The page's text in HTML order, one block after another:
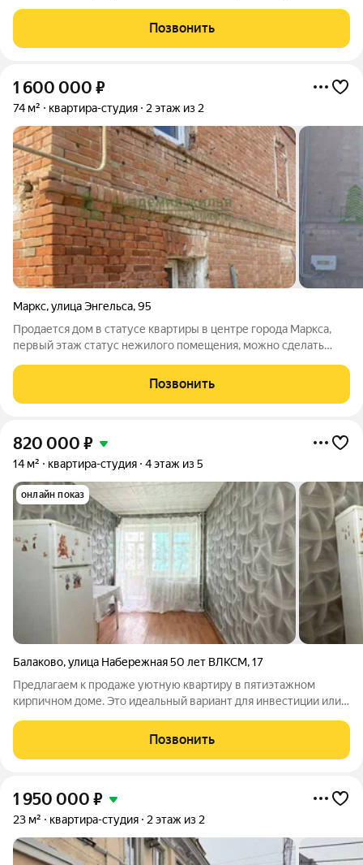
кирпичные стены и центральное отопление дают стабильный
комфорт зимой. Практичная
Позвонить
1 600 000 ₽
74 м² квартира-студия 2 этаж из 2
Маркс,улица Энгельса,95
Продается дом в статусе квартиры в центре города Маркса,
первый этаж статус нежилого помещения, можно сделать
помещение, требует ремонта. Рассматриваем обмен на
квартиру. Торг уместен.
Позвонить
820 000 ₽
14 м² квартира-студия 4 этаж из 5
онлайн показ
Балаково,улица Набережная 50 лет ВЛКСМ,17
Предлагаем к продаже уютную квартиру в пятиэтажном
кирпичном доме. Это идеальный вариант для инвестиции или
лоджия . Комфортный этаж: 4-й этаж это золотая середина:
достаточно высоко от уличного
Позвонить
1 950 000 ₽
23 м² квартира-студия 2 этаж из 2